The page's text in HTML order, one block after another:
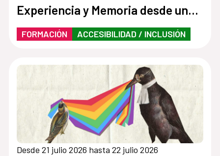
Experiencia y Memoria desde una
perspectiva interseccional
FORMACIÓN ACCESIBILIDAD / INCLUSIÓN
Desde 21 julio 2026 hasta 22 julio 2026